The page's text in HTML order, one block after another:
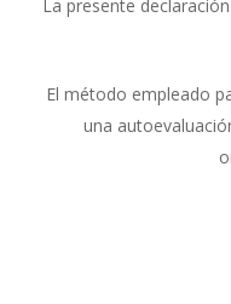
La presente
El método empleado
una